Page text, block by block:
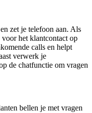
zet je telefoon aan. Als
het klantcontact op
calls en helpt
verwerk je
de chatfunctie om vragen
bellen je met vragen